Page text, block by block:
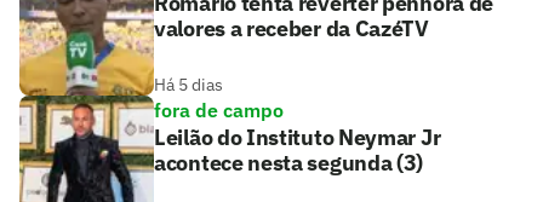
valores a receber da CazéTV
Há 5 dias
fora de campo
Leilão do Instituto Neymar Jr
acontece nesta segunda (3)